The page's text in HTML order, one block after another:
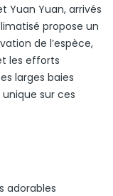
Yuan Yuan, arrivés
propose un
de l’espèce,
les efforts
larges baies
sur ces
adorables